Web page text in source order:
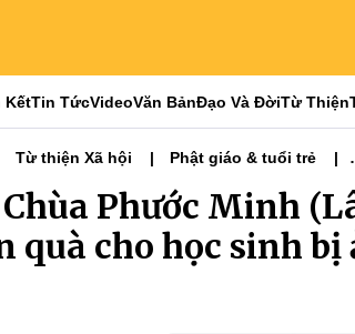
KếtTin TứcVideoVăn BảnĐạo Và ĐờiTừ Thiện
Từ thiện Xã hội
Phật giáo & tuổi trẻ
Phước Minh
quà cho học sinh